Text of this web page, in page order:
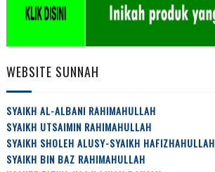
WEBSITE SUNNAH
SYAIKH AL-ALBANI RAHIMAHULLAH
SYAIKH UTSAIMIN RAHIMAHULLAH
SYAIKH SHOLEH ALUSY-SYAIKH HAFIZHAHULLAH
SYAIKH BIN BAZ RAHIMAHULLAH